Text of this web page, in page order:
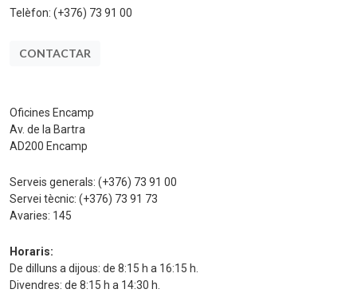
Telèfon: (+376) 73 91 00
CONTACTAR
Oficines Encamp
Av. de la Bartra
AD200 Encamp
Serveis generals: (+376) 73 91 00
Servei tècnic: (+376) 73 91 73
Avaries: 145
Horaris:
De dilluns a dijous: de 8:15 h a 16:15 h.
Divendres: de 8:15 h a 14:30 h.